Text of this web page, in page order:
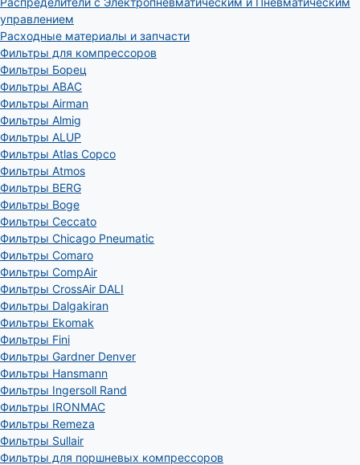
управлением
Расходные материалы и запчасти
Фильтры для компрессоров
Фильтры Борец
Фильтры ABAC
Фильтры Airman
Фильтры Almig
Фильтры ALUP
Фильтры Atlas Copco
Фильтры Atmos
Фильтры BERG
Фильтры Boge
Фильтры Ceccato
Фильтры Chicago Pneumatic
Фильтры Comaro
Фильтры CompAir
Фильтры CrossAir DALI
Фильтры Dalgakiran
Фильтры Ekomak
Фильтры Fini
Фильтры Gardner Denver
Фильтры Hansmann
Фильтры Ingersoll Rand
Фильтры IRONMAC
Фильтры Remeza
Фильтры Sullair
Фильтры для поршневых компрессоров